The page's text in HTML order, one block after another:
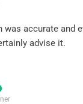
was accurate and
advise it.